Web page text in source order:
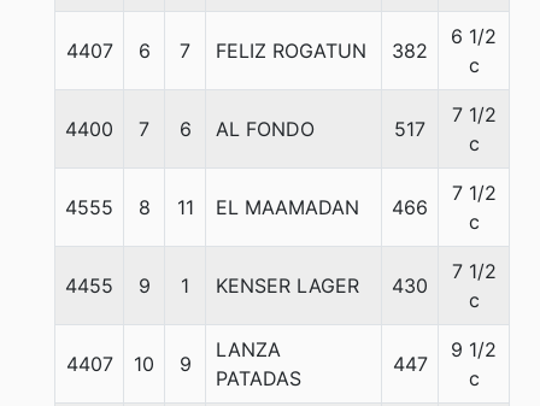
4407 6 7 FELIZ ROGATUN 382
6 1/2
c
4400 7 6 AL FONDO 517
7 1/2
c
4555 8 11 EL MAAMADAN 466
7 1/2
c
4455 9 1 KENSER LAGER 430
7 1/2
c
4407 10 9
LANZA
PATADAS
447
9 1/2
c